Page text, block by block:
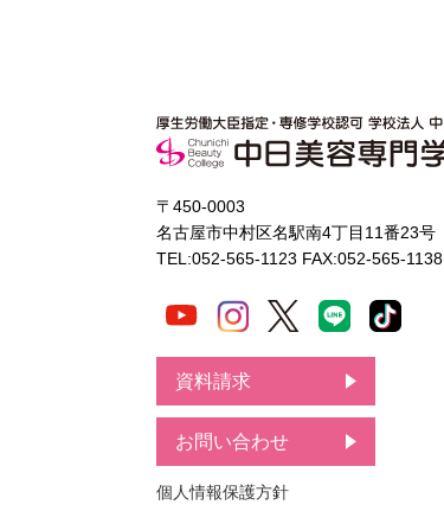
〒450-0003
名古屋市中村区名駅南4丁目11番23号
TEL:052-565-1123 FAX:052-565-1138
資料請求
お問い合わせ
個人情報保護方針